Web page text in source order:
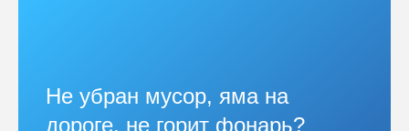
Не убран мусор, яма на
дороге, не горит фонарь?